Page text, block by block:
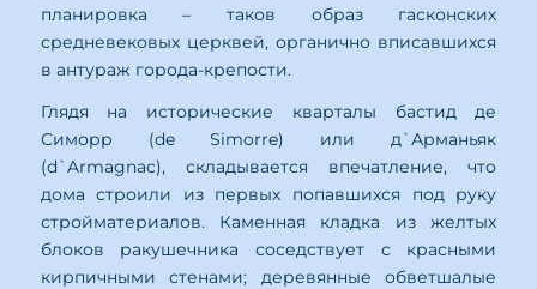
планировка – таков образ гасконских
средневековых церквей, органично вписавшихся
в антураж города-крепости.
Глядя на исторические кварталы бастид де
Симорр (de Simorre) или д`Арманьяк
(d`Armagnac), складывается впечатление, что
дома строили из первых попавшихся под руку
стройматериалов. Каменная кладка из желтых
блоков ракушечника соседствует с красными
кирпичными стенами; деревянные обветшалые